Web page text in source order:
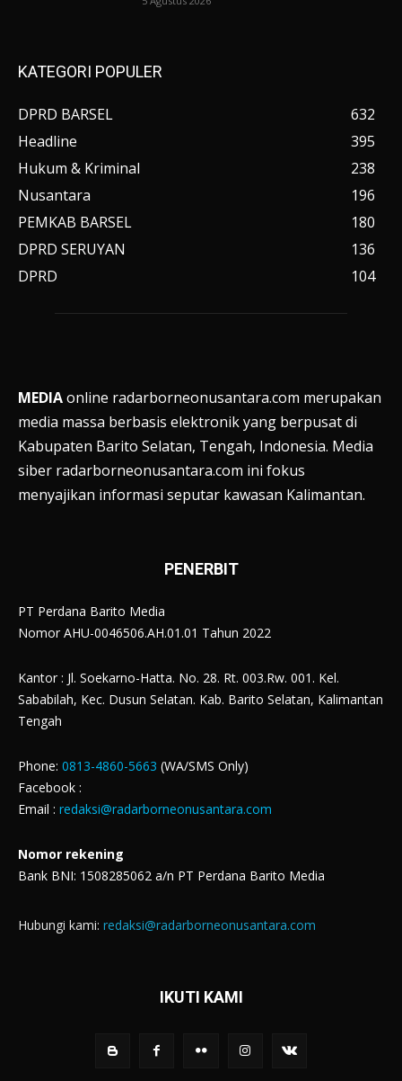
KATEGORI POPULER
DPRD BARSEL
632
Headline
395
Hukum & Kriminal
238
Nusantara
196
PEMKAB BARSEL
180
DPRD SERUYAN
136
DPRD
104
MEDIAonline radarborneonusantara.com merupakan
media massa berbasis elektronik yang berpusat di
Kabupaten Barito Selatan, Tengah, Indonesia. Media
siber radarborneonusantara.com ini fokus
menyajikan informasi seputar kawasan Kalimantan.
PENERBIT
PT Perdana Barito Media
Nomor AHU-0046506.AH.01.01 Tahun 2022
Kantor : Jl. Soekarno-Hatta. No. 28. Rt. 003.Rw. 001. Kel.
Sababilah, Kec. Dusun Selatan. Kab. Barito Selatan, Kalimantan
Tengah
Phone: 0813-4860-5663 (WA/SMS Only)
Facebook :
Email : redaksi@radarborneonusantara.com
Nomor rekening
Bank BNI: 1508285062 a/n PT Perdana Barito Media
Hubungi kami: redaksi@radarborneonusantara.com
IKUTI KAMI